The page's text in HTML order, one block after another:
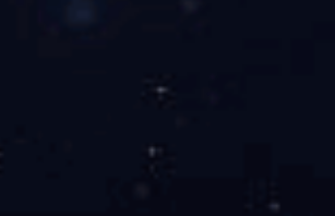
贵瞬间，也定格下威硕继往开来的信心与期